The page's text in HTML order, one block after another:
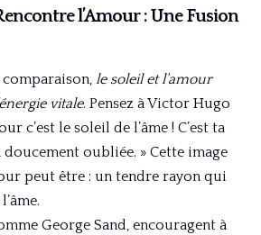
l’Amour : Une Fusion
comparaison, le soleil et l’amour
vitale. Pensez à Victor Hugo
c’est le soleil de l’âme ! C’est ta
doucement oubliée. » Cette image
peut être : un tendre rayon qui
George Sand, encouragent à